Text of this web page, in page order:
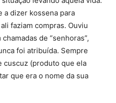
a dizer kossena para
faziam compras. Ouviu
de “senhoras”,
foi atribuída. Sempre
cuscuz (produto que ela
que era o nome da sua